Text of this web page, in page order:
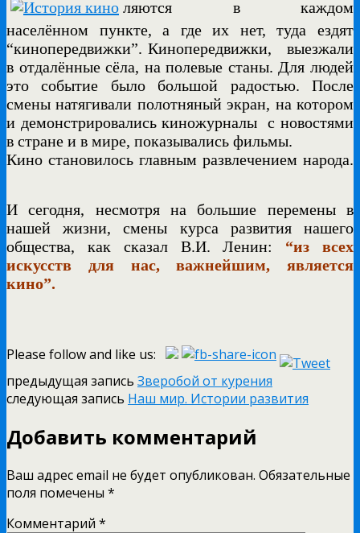
ляются в каждом
населённом пункте, а где их нет, туда ездят
“кинопередвижки”. Кинопередвижки, выезжали
в отдалённые сёла, на полевые станы. Для людей
это событие было большой радостью. После
смены натягивали полотняный экран, на котором
и демонстрировались киножурналы с новостями
в стране и в мире, показывались фильмы.
Кино становилось главным развлечением народа.
И сегодня, несмотря на большие перемены в
нашей жизни, смены курса развития нашего
общества, как сказал В.И. Ленин: “из всех
искусств для нас, важнейшим, является
кино”.
Please follow and like us:
предыдущая запись Зверобой от курения
следующая запись Наш мир. Истории развития
Добавить комментарий
Ваш адрес email не будет опубликован. Обязательные
поля помечены *
Комментарий *